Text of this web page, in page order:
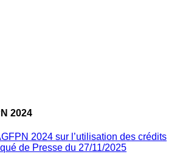
2024
2024 sur l’utilisation des crédits
de Presse du 27/11/2025